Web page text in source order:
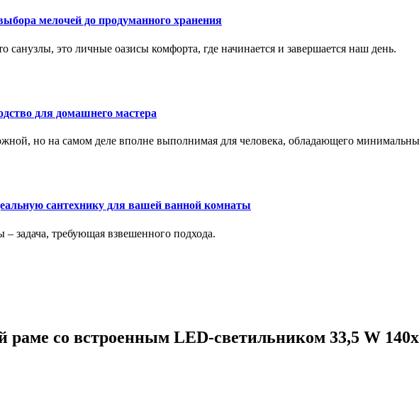
мелочей до продуманного хранения
санузлы, это личные оазисы комфорта, где начинается и завершается наш день.
для домашнего мастера
но на самом деле вполне выполнимая для человека, обладающего
сантехнику для вашей ванной комнаты
задача, требующая взвешенного подхода.
раме со встроенным LED-светильником 33,5 W